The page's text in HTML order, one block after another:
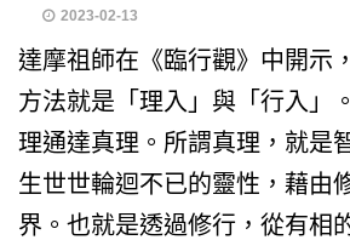
2023-02-13
達摩祖師在《臨行觀》中開示
方法就是「理入」與「行入」
理通達真理。所謂真理，就是
生世世輪迴不已的靈性，藉由
界。也就是透過修行，從有相